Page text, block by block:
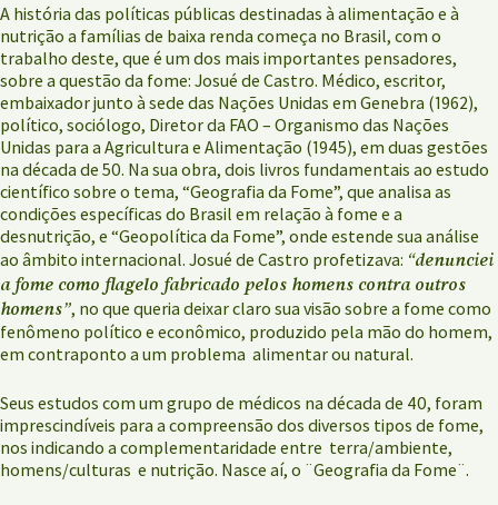
A história das políticas públicas destinadas à alimentação e à
nutrição a famílias de baixa renda começa no Brasil, com o
trabalho deste, que é um dos mais importantes pensadores,
sobre a questão da fome: Josué de Castro. Médico, escritor,
embaixador junto à sede das Nações Unidas em Genebra (1962),
político, sociólogo, Diretor da FAO – Organismo das Nações
Unidas para a Agricultura e Alimentação (1945), em duas gestões
na década de 50. Na sua obra, dois livros fundamentais ao estudo
científico sobre o tema, “Geografia da Fome”, que analisa as
condições específicas do Brasil em relação à fome e a
desnutrição, e “Geopolítica da Fome”, onde estende sua análise
ao âmbito internacional. Josué de Castro profetizava: “denunciei
a fome como flagelo fabricado pelos homens contra outros
homens”, no que queria deixar claro sua visão sobre a fome como
fenômeno político e econômico, produzido pela mão do homem,
em contraponto a um problema alimentar ou natural.
Seus estudos com um grupo de médicos na década de 40, foram
imprescindíveis para a compreensão dos diversos tipos de fome,
nos indicando a complementaridade entre terra/ambiente,
homens/culturas e nutrição. Nasce aí, o ¨Geografia da Fome¨.